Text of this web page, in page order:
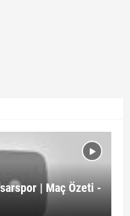
| Maç Özeti -